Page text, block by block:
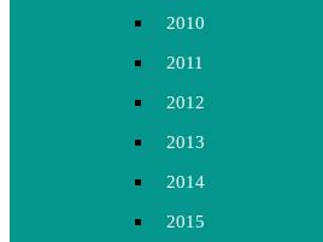
2010
2011
2012
2013
2014
2015